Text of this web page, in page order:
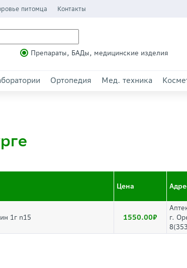
питомца Контакты
Препараты, БАДы, медицинские изделия
Ортопедия Мед. техника
Цена
1г n15 1550.00
г.